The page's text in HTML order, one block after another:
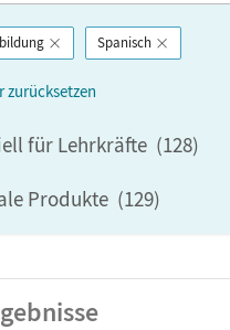
Spanisch
zurücksetzen
für Lehrkräfte (128)
Produkte (129)